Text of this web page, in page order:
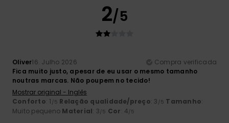
2/5
Oliver16. Julho 2026
Compra verificada
Fica muito justo, apesar de eu usar o mesmo tamanho
noutras marcas. Não poupem no tecido!
Mostrar original - Inglês
Conforto: 1 /5 Relação qualidade/preço: 3 /5 Tamanho:
Muito pequeno Material: 3/5 Cor: 4/5